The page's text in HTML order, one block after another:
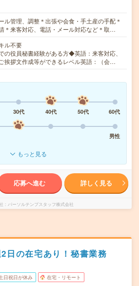
ル管理、調整＊出張や会食・手土産の手配＊
＊来客対応、電話・メール対応など＊取…
ル不要
の役員秘書経験がある方◆英語：来客対応、
挨拶文作成等ができるレベル英語：（会…
30代 40代 50代
60代
男性
もっと見る
応募へ進む 詳しく見る
パーソルテンプスタッフ株式会社
日の在宅あり！秘書業務
日祝日が休み 在宅・リモート